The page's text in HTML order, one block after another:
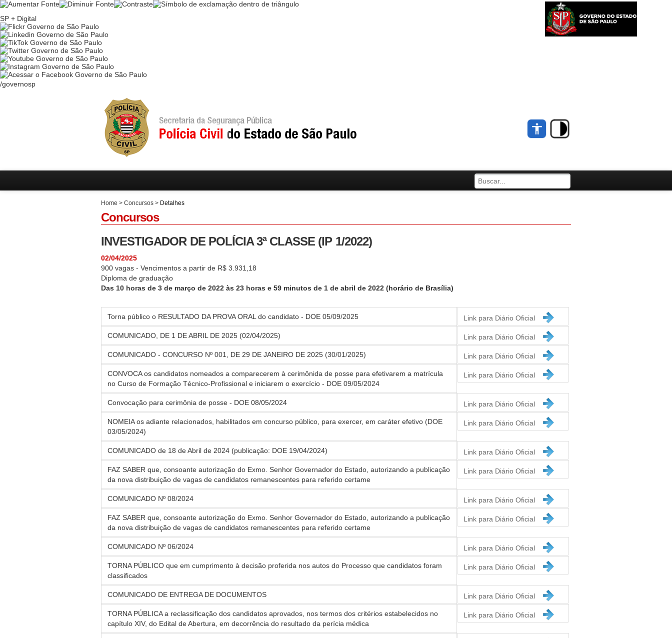
Ir
conteúdo
Ir
para
menu
Ir
para
busca
SP + Digital
/governosp
Home > Concursos > Detalhes
Concursos
INVESTIGADOR DE POLÍCIA 3ª CLASSE (IP 1/2022)
02/04/2025
900 vagas - Vencimentos a partir de R$ 3.931,18
Diploma de graduação
Das 10 horas de 3 de março de 2022 às 23 horas e 59 minutos de 1 de abril de 2022 (horário de Brasília)
Torna público o RESULTADO DA PROVA ORAL do candidato - DOE 05/09/2025 Link para Diário Oficial
COMUNICADO, DE 1 DE ABRIL DE 2025 (02/04/2025) Link para Diário Oficial
COMUNICADO - CONCURSO Nº 001, DE 29 DE JANEIRO DE 2025 (30/01/2025) Link para Diário Oficial
CONVOCA os candidatos nomeados a comparecerem à cerimônida de posse para efetivarem a matrícula
no Curso de Formação Técnico-Profissional e iniciarem o exercício - DOE 09/05/2024
Link para Diário Oficial
Convocação para cerimônia de posse - DOE 08/05/2024 Link para Diário Oficial
NOMEIA os adiante relacionados, habilitados em concurso público, para exercer, em caráter efetivo (DOE
03/05/2024)
Link para Diário Oficial
COMUNICADO de 18 de Abril de 2024 (publicação: DOE 19/04/2024) Link para Diário Oficial
FAZ SABER que, consoante autorização do Exmo. Senhor Governador do Estado, autorizando a publicação
da nova distribuição de vagas de candidatos remanescentes para referido certame
Link para Diário Oficial
COMUNICADO Nº 08/2024 Link para Diário Oficial
FAZ SABER que, consoante autorização do Exmo. Senhor Governador do Estado, autorizando a publicação
da nova distribuição de vagas de candidatos remanescentes para referido certame
Link para Diário Oficial
COMUNICADO Nº 06/2024 Link para Diário Oficial
TORNA PÚBLICO que em cumprimento à decisão proferida nos autos do Processo que candidatos foram
classificados
Link para Diário Oficial
COMUNICADO DE ENTREGA DE DOCUMENTOS Link para Diário Oficial
TORNA PÚBLICA a reclassificação dos candidatos aprovados, nos termos dos critérios estabelecidos no
capítulo XIV, do Edital de Abertura, em decorrência do resultado da perícia médica
Link para Diário Oficial